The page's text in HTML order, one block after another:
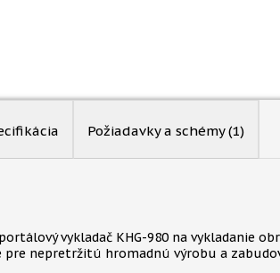
Požiadavky a schémy (1)
vykladač KHG-980 na vykladanie
pre nepretržitú hromadnú výrobu a